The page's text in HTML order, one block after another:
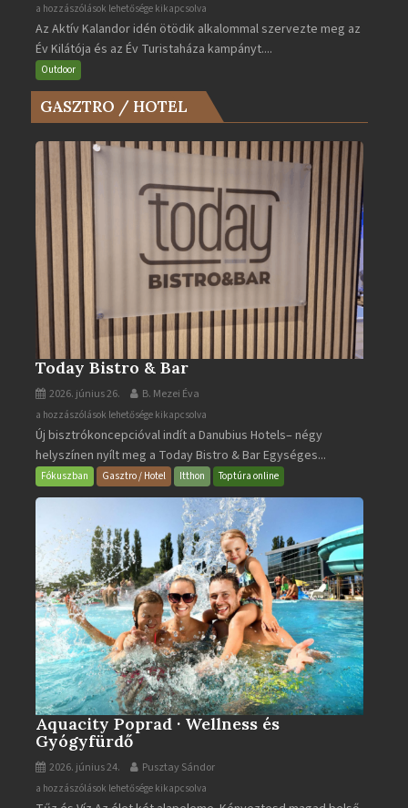
Az
Év
Kilátója
és
az
Év
bejegyzéshez
a hozzászólások lehetősége kikapcsolva
Az Aktív Kalandor idén ötödik alkalommal szervezte meg az
Év Kilátója és az Év Turistaháza kampányt....
Outdoor
GASZTRO / HOTEL
Today Bistro & Bar
2026. június 26. B. Mezei Éva
Today
Bistro
&
Bar
bejegyzéshez
a hozzászólások lehetősége kikapcsolva
Új bisztrókoncepcióval indít a Danubius Hotels– négy
helyszínen nyílt meg a Today Bistro & Bar Egységes...
Fókuszban Gasztro / Hotel Itthon Toptúra online
Aquacity Poprad · Wellness és
Gyógyfürdő
2026. június 24. Pusztay Sándor
Aquacity
a hozzászólások lehetősége kikapcsolva